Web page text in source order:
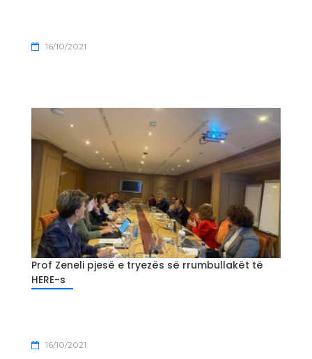
16/10/2021
Prof Zeneli pjesë e tryezës së rrumbullakët të
HERE-s
16/10/2021